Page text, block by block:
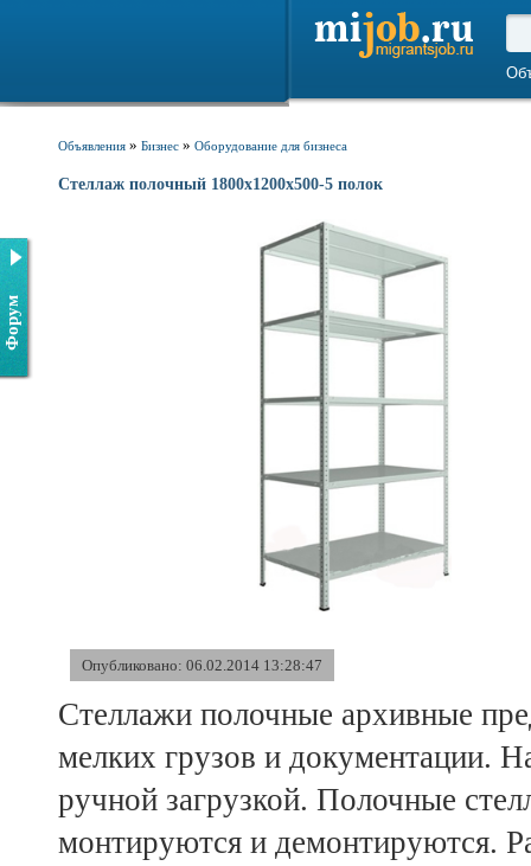
Форум
Объявления » Бизнес » Оборудование для бизнеса
Стеллаж полочный 1800х1200х500-5 полок
Опубликовано: 06.02.2014 13:28:47
Стеллажи полочные архивные
мелких грузов и документации.
ручной загрузкой. Полочные
монтируются и демонтируются.